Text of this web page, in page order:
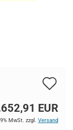
EUR
MwSt. zzgl. Versand